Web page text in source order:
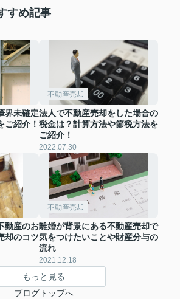
すめ記事
界未確定
ご紹介！
不動産売却
法人で不動産売却をした場合の
税金は？計算方法や節税方法を
ご紹介！
2022.07.30
動産のお
却のコツ
不動産売却
離婚が背景にある不動産売却で
気をつけたいことや財産分与の
流れ
2021.12.18
もっと見る
ブログトップへ